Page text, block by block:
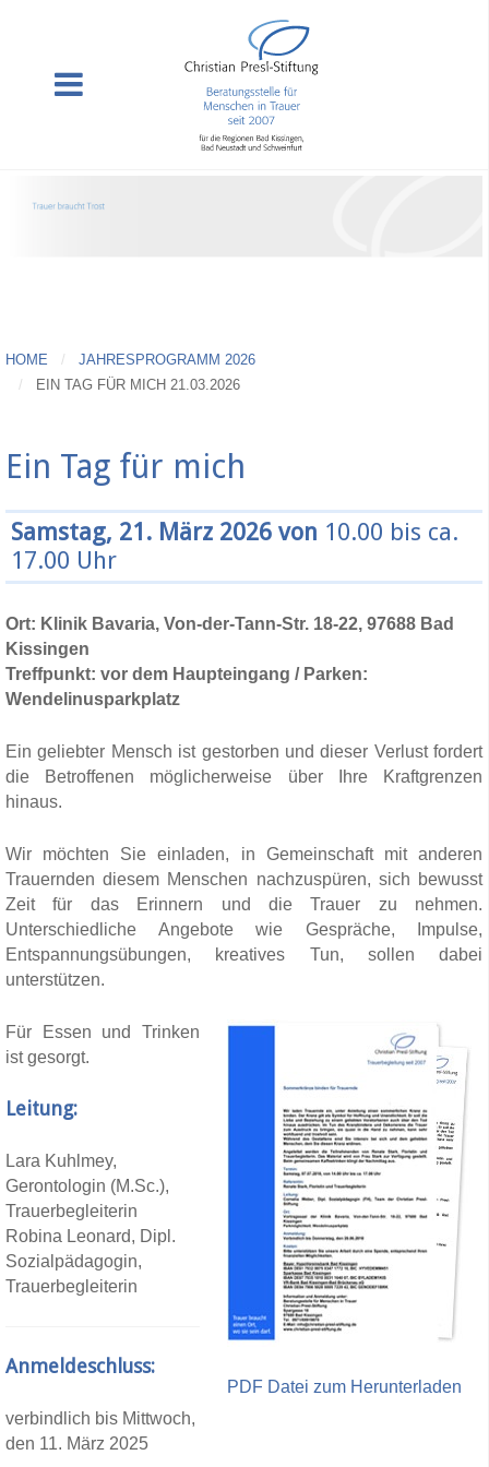
HOME
JAHRESPROGRAMM 2026
EIN TAG FÜR MICH 21.03.2026
Ein Tag für mich
Samstag, 21. März 2026 von 10.00 bis ca.
17.00 Uhr
Ort: Klinik Bavaria, Von-der-Tann-Str. 18-22, 97688 Bad
Kissingen
Treffpunkt: vor dem Haupteingang / Parken:
Wendelinusparkplatz
Ein geliebter Mensch ist gestorben und dieser Verlust fordert
die Betroffenen möglicherweise über Ihre Kraftgrenzen
hinaus.
Wir möchten Sie einladen, in Gemeinschaft mit anderen
Trauernden diesem Menschen nachzuspüren, sich bewusst
Zeit für das Erinnern und die Trauer zu nehmen.
Unterschiedliche Angebote wie Gespräche, Impulse,
Entspannungsübungen, kreatives Tun, sollen dabei
unterstützen.
PDF Datei zum Herunterladen
Für Essen und Trinken
ist gesorgt.
Leitung:
Lara Kuhlmey,
Gerontologin (M.Sc.),
Trauerbegleiterin
Robina Leonard, Dipl.
Sozialpädagogin,
Trauerbegleiterin
Anmeldeschluss:
verbindlich bis Mittwoch,
den 11. März 2025